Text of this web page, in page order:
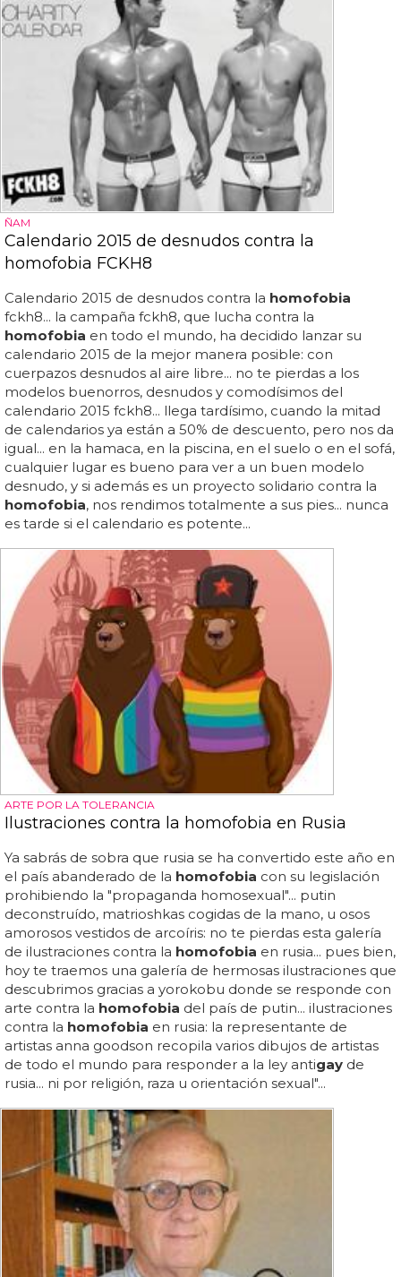
ÑAM
Calendario 2015 de desnudos contra la
homofobia FCKH8
Calendario 2015 de desnudos contra la homofobia
fckh8... la campaña fckh8, que lucha contra la
homofobia en todo el mundo, ha decidido lanzar su
calendario 2015 de la mejor manera posible: con
cuerpazos desnudos al aire libre... no te pierdas a los
modelos buenorros, desnudos y comodísimos del
calendario 2015 fckh8... llega tardísimo, cuando la mitad
de calendarios ya están a 50% de descuento, pero nos da
igual... en la hamaca, en la piscina, en el suelo o en el sofá,
cualquier lugar es bueno para ver a un buen modelo
desnudo, y si además es un proyecto solidario contra la
homofobia, nos rendimos totalmente a sus pies... nunca
es tarde si el calendario es potente...
ARTE POR LA TOLERANCIA
Ilustraciones contra la homofobia en Rusia
Ya sabrás de sobra que rusia se ha convertido este año en
el país abanderado de la homofobia con su legislación
prohibiendo la "propaganda homosexual"... putin
deconstruído, matrioshkas cogidas de la mano, u osos
amorosos vestidos de arcoíris: no te pierdas esta galería
de ilustraciones contra la homofobia en rusia... pues bien,
hoy te traemos una galería de hermosas ilustraciones que
descubrimos gracias a yorokobu donde se responde con
arte contra la homofobia del país de putin... ilustraciones
contra la homofobia en rusia: la representante de
artistas anna goodson recopila varios dibujos de artistas
de todo el mundo para responder a la ley antigay de
rusia... ni por religión, raza u orientación sexual"...